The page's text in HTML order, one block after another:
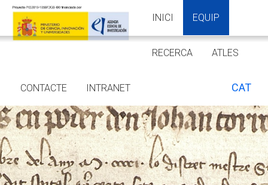
INICI EQUIP
RECERCA ATLES
CONTACTE INTRANET CAT